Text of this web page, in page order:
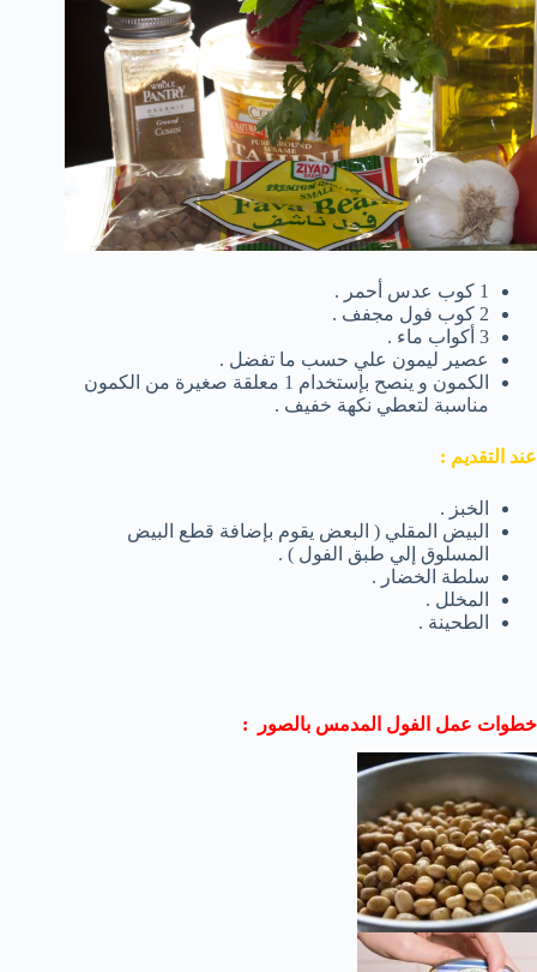
1 كوب عدس أحمر .
2 كوب فول مجفف .
3 أكواب ماء .
عصير ليمون علي حسب ما تفضل .
الكمون و ينصح بإستخدام 1 معلقة صغيرة من الكمون
مناسبة لتعطي نكهة خفيف .
عند التقديم :
الخبز .
البيض المقلي ( البعض يقوم بإضافة قطع البيض
المسلوق إلي طبق الفول ) .
سلطة الخضار .
المخلل .
الطحينة .
خطوات عمل الفول المدمس بالصور :